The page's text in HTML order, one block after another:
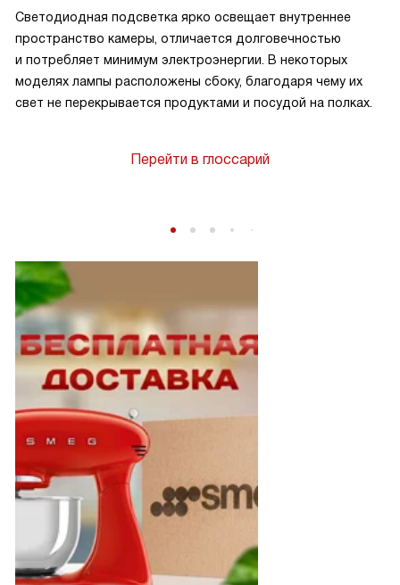
Светодиодная подсветка ярко освещает внутреннее
пространство камеры, отличается долговечностью
и потребляет минимум электроэнергии. В некоторых
моделях лампы расположены сбоку, благодаря чему их
свет не перекрывается продуктами и посудой на полках.
Перейти в глоссарий